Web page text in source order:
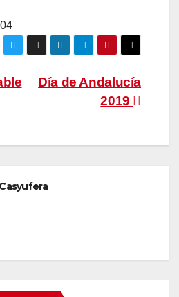
Día de Andalucía
2019
Casyufera